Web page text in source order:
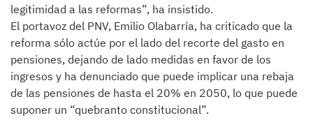
legitimidad a las reformas”, ha insistido.
El portavoz del PNV, Emilio Olabarría, ha criticado que la
reforma sólo actúe por el lado del recorte del gasto en
pensiones, dejando de lado medidas en favor de los
ingresos y ha denunciado que puede implicar una rebaja
de las pensiones de hasta el 20% en 2050, lo que puede
suponer un “quebranto constitucional”.